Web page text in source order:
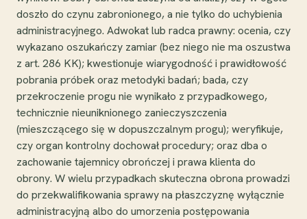
doszło do czynu zabronionego, a nie tylko do uchybienia
administracyjnego. Adwokat lub radca prawny: ocenia, czy
wykazano oszukańczy zamiar (bez niego nie ma oszustwa
z art. 286 KK); kwestionuje wiarygodność i prawidłowość
pobrania próbek oraz metodyki badań; bada, czy
przekroczenie progu nie wynikało z przypadkowego,
technicznie nieuniknionego zanieczyszczenia
(mieszczącego się w dopuszczalnym progu); weryfikuje,
czy organ kontrolny dochował procedury; oraz dba o
zachowanie tajemnicy obrończej i prawa klienta do
obrony. W wielu przypadkach skuteczna obrona prowadzi
do przekwalifikowania sprawy na płaszczyznę wyłącznie
administracyjną albo do umorzenia postępowania